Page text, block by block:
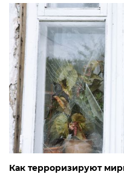
Как терроризируют